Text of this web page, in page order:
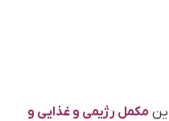
مکمل رژیمی و غذایی و